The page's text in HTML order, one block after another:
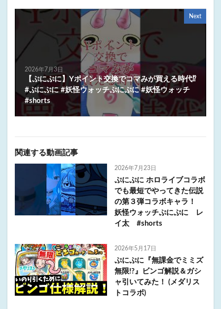
Next
2026年7月3日
【ぷにぷに】Yポイント交換でコマみが買える時代⁉︎
#ぷにぷに #妖怪ウォッチぷにぷに #妖怪ウォッチ
#shorts
関連する動画記事
2026年7月23日
ぷにぷに ホロライブコラボ
でも最短でやってきた伝説
の第３弾コラボキャラ！
妖怪ウォッチぷにぷに レ
イ太 #shorts
2026年5月17日
ぷにぷに『無課金でミミズ
無限!?』ビンゴ解説＆ガシ
ャ引いてみた！ (メダリス
トコラボ)